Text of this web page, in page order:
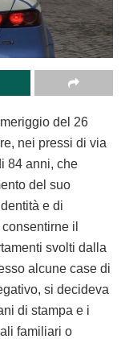
del 26
nei pressi di via
84 anni, che
del suo
e di
il
svolti dalla
alcune case di
si decideva
di stampa e i
familiari o